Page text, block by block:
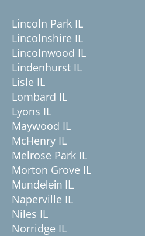
Lincoln Park IL
Lincolnshire IL
Lincolnwood IL
Lindenhurst IL
Lisle IL
Lombard IL
Lyons IL
Maywood IL
McHenry IL
Melrose Park IL
Morton Grove IL
Mundelein IL
Naperville IL
Niles IL
Norridge IL